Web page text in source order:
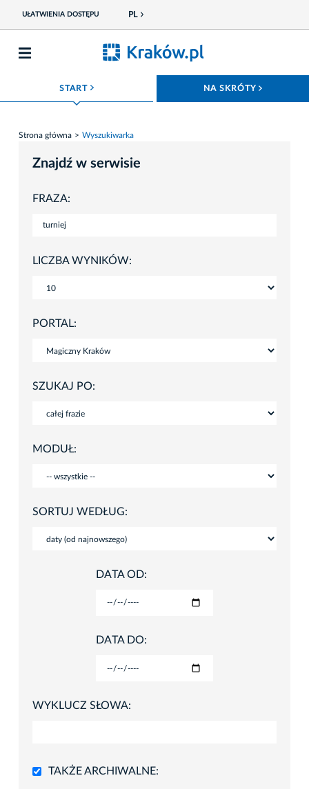
UŁATWIENIA DOSTĘPU PL
START ROZWIŃ MENU NA SKRÓTY
Strona główna Wyszukiwarka
Znajdź w serwisie
FRAZA:
LICZBA WYNIKÓW:
PORTAL:
SZUKAJ PO:
MODUŁ:
SORTUJ WEDŁUG:
DATA OD:
DATA DO:
WYKLUCZ SŁOWA:
TAKŻE ARCHIWALNE: